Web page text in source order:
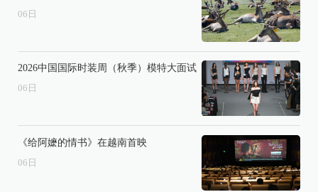
06 日
2026中国国际时装周（秋季）模特大面试
06 日
《给阿嬷的情书》在越南首映
06 日